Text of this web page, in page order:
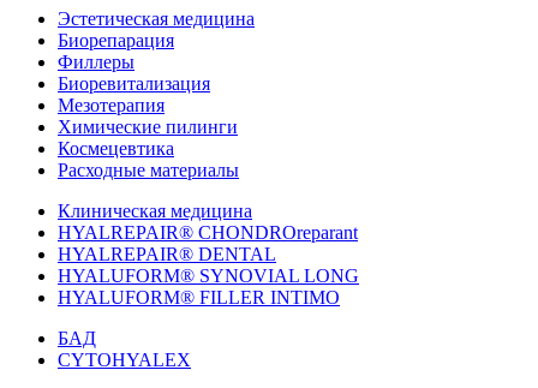
Эстетическая медицина
Биорепарация
Филлеры
Биоревитализация
Мезотерапия
Химические пилинги
Космецевтика
Расходные материалы
Клиническая медицина
HYALREPAIR® CHONDROreparant
HYALREPAIR® DENTAL
HYALUFORM® SYNOVIAL LONG
HYALUFORM® FILLER INTIMO
БАД
CYTOHYALEX